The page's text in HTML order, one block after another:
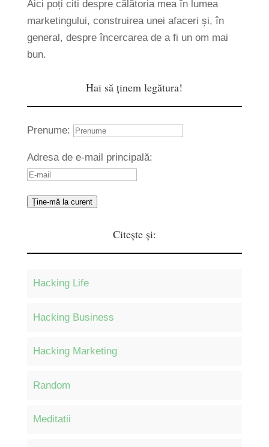
Aici poți citi despre călătoria mea în lumea
marketingului, construirea unei afaceri și, în
general, despre încercarea de a fi un om mai
bun.
Hai să ținem legătura!
Prenume:
Adresa de e-mail principală:
Ține-mă la curent
Citește și:
Hacking Life
Hacking Business
Hacking Marketing
Random
Meditatii